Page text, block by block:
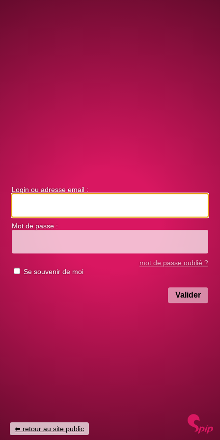
Login ou adresse email :
Mot de passe :
mot de passe oublié ?
Se souvenir de moi
retour au site public